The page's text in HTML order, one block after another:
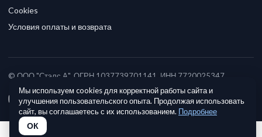
Cookies
Условия оплаты и возврата
© ООО "Стэлс А", ОГРН 1037739701141, ИНН 7720025347
Мы используем cookies для корректной работы сайта и
улучшения пользовательского опыта. Продолжая использовать
сайт, вы соглашаетесь с их использованием. Подробнее
ОК